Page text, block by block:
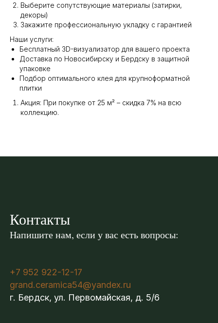
Выберите сопутствующие материалы (затирки,
декоры)
Закажите профессиональную укладку с гарантией
Наши услуги:
Бесплатный 3D-визуализатор для вашего проекта
Доставка по Новосибирску и Бердску в защитной
упаковке
Подбор оптимального клея для крупноформатной
плитки
Акция: При покупке от 25 м² – скидка 7% на всю
коллекцию.
Контакты
Напишите нам, если у вас есть вопросы:
+7 952 922-12-17
grand.ceramica54@yandex.ru
г. Бердск, ул. Первомайская, д. 5/6